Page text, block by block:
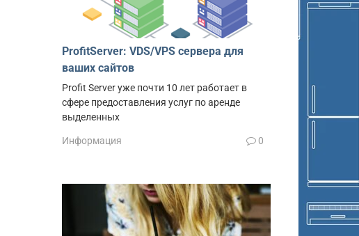
ProfitServer: VDS/VPS сервера для
ваших сайтов
Profit Server уже почти 10 лет работает в
сфере предоставления услуг по аренде
выделенных
Информация 0